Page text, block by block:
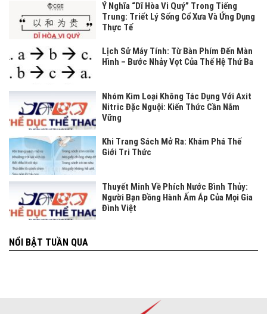
Ý Nghĩa “Dĩ Hòa Vi Quý” Trong Tiếng
Trung: Triết Lý Sống Cổ Xưa Và Ứng Dụng
Thực Tế
Lịch Sử Máy Tính: Từ Bàn Phím Đến Màn
Hình – Bước Nhảy Vọt Của Thế Hệ Thứ Ba
Nhóm Kim Loại Không Tác Dụng Với Axit
Nitric Đặc Nguội: Kiến Thức Cần Nắm
Vững
Khi Trang Sách Mở Ra: Khám Phá Thế
Giới Tri Thức
Thuyết Minh Về Phích Nước Bình Thủy:
Người Bạn Đồng Hành Ấm Áp Của Mọi Gia
Đình Việt
NỔI BẬT TUẦN QUA